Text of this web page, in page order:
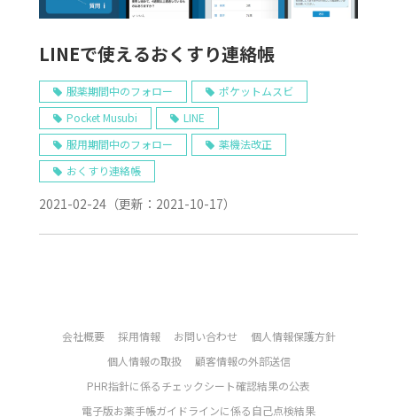
LINEで使えるおくすり連絡帳
服薬期間中のフォロー
ポケットムスビ
Pocket Musubi
LINE
服用期間中のフォロー
薬機法改正
おくすり連絡帳
2021-02-24（更新： 2021-10-17）
会社概要 採用情報 お問い合わせ
個人情報保護方針
個人情報の取扱
顧客情報の外部送信
PHR指針に係るチェックシート確認結果の公表
電子版お薬手帳ガイドラインに係る自己点検結果